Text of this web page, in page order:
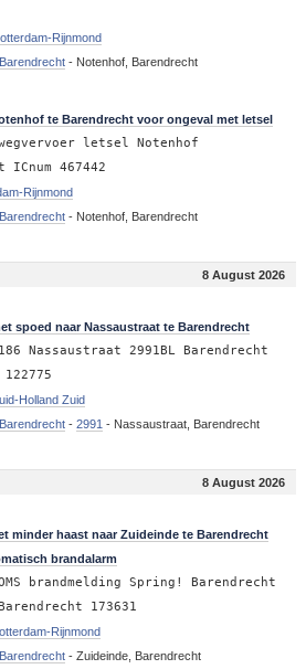
Rijnmond
Barendrecht- Notenhof, Barendrecht
te Barendrecht voor ongeval met letsel
letsel Notenhof
ICnum 467442
Rijnmond
Barendrecht- Notenhof, Barendrecht
8 August 2026
spoed naar Nassaustraat te Barendrecht
Nassaustraat 2991BL Barendrecht
122775
Holland Zuid
Barendrecht- 2991 - Nassaustraat, Barendrecht
8 August 2026
minder haast naar Zuideinde te Barendrecht
brandalarm
brandmelding Spring! Barendrecht
173631
Rijnmond
Barendrecht- Zuideinde, Barendrecht